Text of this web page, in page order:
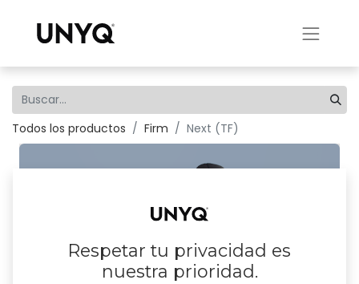
Todos los productos Firm Next (TF)
Respetar tu privacidad es
nuestra prioridad.